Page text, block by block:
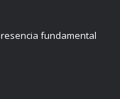
fundamental